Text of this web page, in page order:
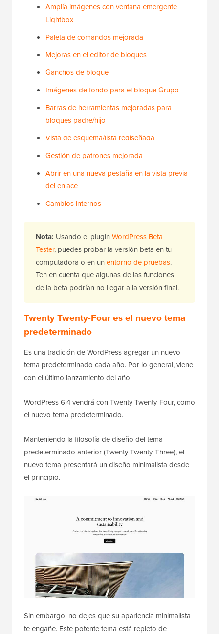
Amplía imágenes con ventana emergente
Lightbox
Paleta de comandos mejorada
Mejoras en el editor de bloques
Ganchos de bloque
Imágenes de fondo para el bloque Grupo
Barras de herramientas mejoradas para
bloques padre/hijo
Vista de esquema/lista rediseñada
Gestión de patrones mejorada
Abrir en una nueva pestaña en la vista previa
del enlace
Cambios internos
Nota: Usando el plugin WordPress Beta
Tester, puedes probar la versión beta en tu
computadora o en un entorno de pruebas.
Ten en cuenta que algunas de las funciones
de la beta podrían no llegar a la versión final.
Twenty Twenty-Four es el nuevo tema
predeterminado
Es una tradición de WordPress agregar un nuevo
tema predeterminado cada año. Por lo general, viene
con el último lanzamiento del año.
WordPress 6.4 vendrá con Twenty Twenty-Four, como
el nuevo tema predeterminado.
Manteniendo la filosofía de diseño del tema
predeterminado anterior (Twenty Twenty-Three), el
nuevo tema presentará un diseño minimalista desde
el principio.
Sin embargo, no dejes que su apariencia minimalista
te engañe. Este potente tema está repleto de